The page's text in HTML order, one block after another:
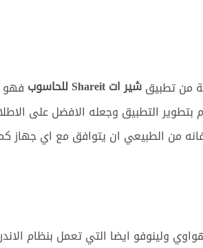
من تطبيقشير ات Shareit للحاسوب
فهو
التطبيق وجعله الافضل على
من الطبيعي ان يتوافق مع اي جهاز
ايضا التي تعمل بنظام